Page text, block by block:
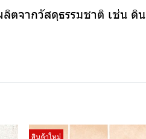
ลิตจากวัสดุธรรมชาติ เช่น
สินค้าใหม่